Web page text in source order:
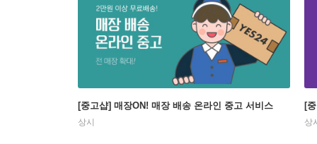
[중고샵] 매장ON! 매장 배송 온라인 중고 서비스
상시
[
상